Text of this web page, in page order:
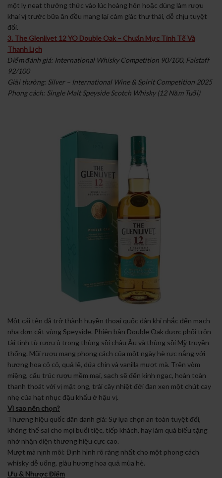
một ly neat thưởng thức vào lúc hoàng hôn hoặc dùng làm rượu
khai vị trước bữa ăn đều mang lại cảm giác thư thái, dễ chịu tuyệt
đối.
3. The Glenlivet 12 YO Double Oak – Chuẩn Mực Tinh Tế Và
Thanh Lịch
Điểm đánh giá: International Whisky Competition 90/100, Falstaff
92/100
Giải thưởng: Silver – International Wine & Spirit Competition 2025
Phong cách: Single Malt Speyside Scotch Whisky (12 Năm Tuổi)
Một cái tên đã trở thành huyền thoại quốc dân khi nhắc đến mạch
nha đơn cất vùng Speyside. Phiên bản Double Oak được phối trộn
tài tình từ rượu ủ trong thùng sồi châu Âu và thùng sồi Mỹ truyền
thống. Mũi rượu mang phong cách của một ngày hè rực nắng với
hương hoa cỏ cỏ, quả lê, dứa chín và vanilla mượt mà. Trên vòm
miệng, cấu trúc rượu mềm mại, sạch sẽ đến kinh ngạc, hoàn toàn
thanh thoát với vị mật ong, trái cây nhiệt đới đan xen một chút cay
nhẹ của hạt nhục đậu khấu ở hậu vị.
Vì sao nên chọn?
Thương hiệu quốc dân danh giá: Sự lựa chọn an toàn tuyệt đối,
không thể sai cho mọi buổi tiệc, tiếp khách, hay làm quà biếu tặng
nhờ nhận diện thương hiệu cực cao.
Mượt mà nịnh môi: Định hình rõ ràng nhất cho một phong cách
whisky dễ uống, giàu hương hoa quả mùa hè.
Ưu & Nhược Điểm